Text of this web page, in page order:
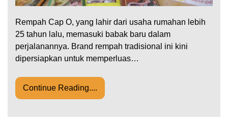
Rempah Cap O, yang lahir dari usaha rumahan lebih
25 tahun lalu, memasuki babak baru dalam
perjalanannya. Brand rempah tradisional ini kini
dipersiapkan untuk memperluas…
Continue Reading....